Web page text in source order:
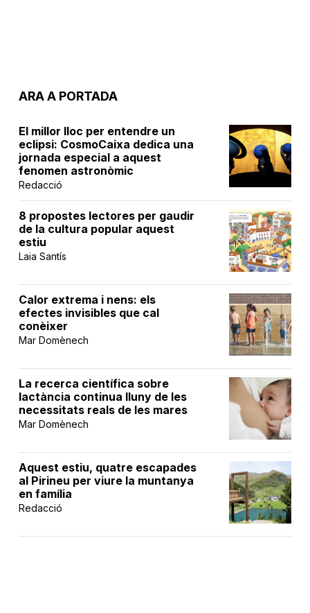
ARA A PORTADA
El millor lloc per entendre un
eclipsi: CosmoCaixa dedica una
jornada especial a aquest
fenomen astronòmic
Redacció
8 propostes lectores per gaudir
de la cultura popular aquest
estiu
Laia Santís
Calor extrema i nens: els
efectes invisibles que cal
conèixer
Mar Domènech
La recerca científica sobre
lactància continua lluny de les
necessitats reals de les mares
Mar Domènech
Aquest estiu, quatre escapades
al Pirineu per viure la muntanya
en família
Redacció